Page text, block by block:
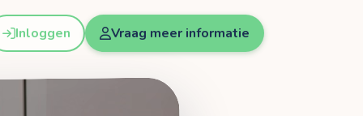
Inloggen Vraag meer informatie